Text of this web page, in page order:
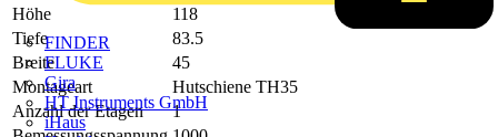
FINDER
FLUKE
Gira
HT Instruments GmbH
iHaus
Höhe
118
Tiefe
83.5
Breite
45
Montageart
Hutschiene TH35
Anzahl der Etagen
1